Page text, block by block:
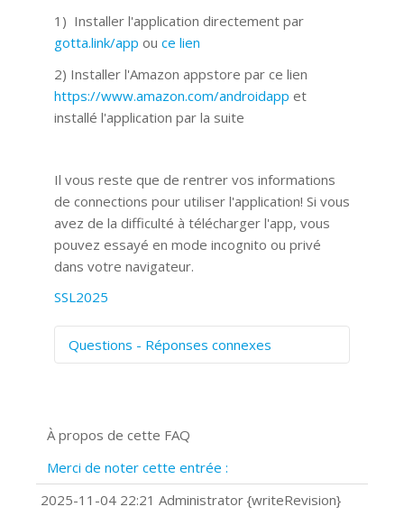
1) Installer l'application directement par
gotta.link/app ou ce lien
2) Installer l'Amazon appstore par ce lien
https://www.amazon.com/androidapp et
installé l'application par la suite
Il vous reste que de rentrer vos informations
de connections pour utiliser l'application! Si vous
avez de la difficulté à télécharger l'app, vous
pouvez essayé en mode incognito ou privé
dans votre navigateur.
SSL2025
Questions - Réponses connexes
Prise de vue 360°
?
Comment installer Google Chrome ?
À propos de cette FAQ
Merci de noter cette entrée :
2025-11-04 22:21 Administrator {writeRevision}